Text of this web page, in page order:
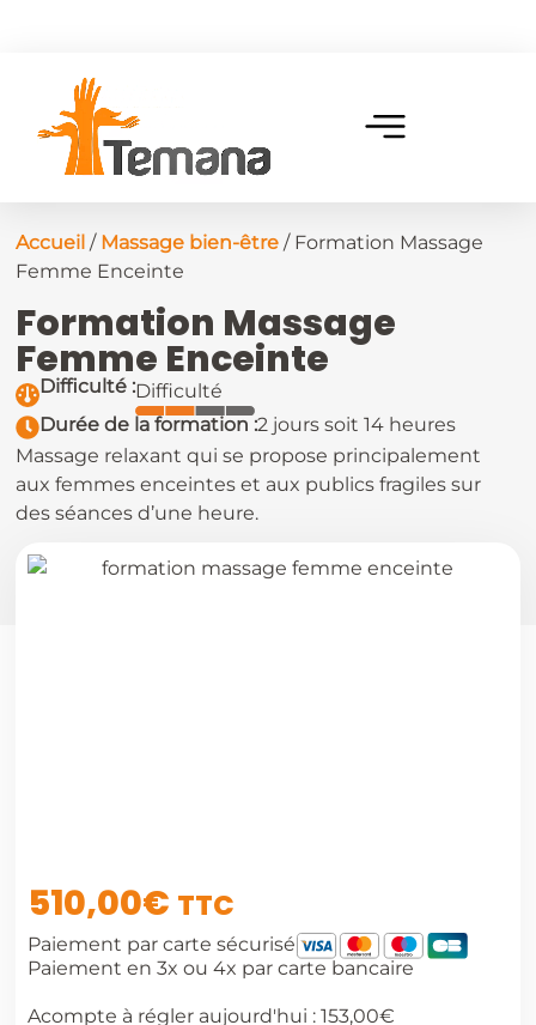
Accueil / Massage bien-être / Formation Massage
Femme Enceinte
Formation Massage
Femme Enceinte
Difficulté :Difficulté
Durée de la formation :2 jours soit 14 heures
Massage relaxant qui se propose principalement
aux femmes enceintes et aux publics fragiles sur
des séances d’une heure.
510,00€ TTC
Paiement par carte sécurisé
Paiement en 3x ou 4x par carte bancaire
Acompte à régler aujourd'hui :153,00€